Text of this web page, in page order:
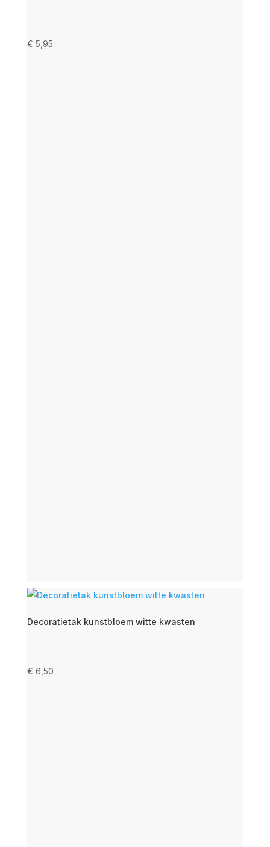
€ 5,95
Decoratietak kunstbloem witte kwasten
€ 6,50